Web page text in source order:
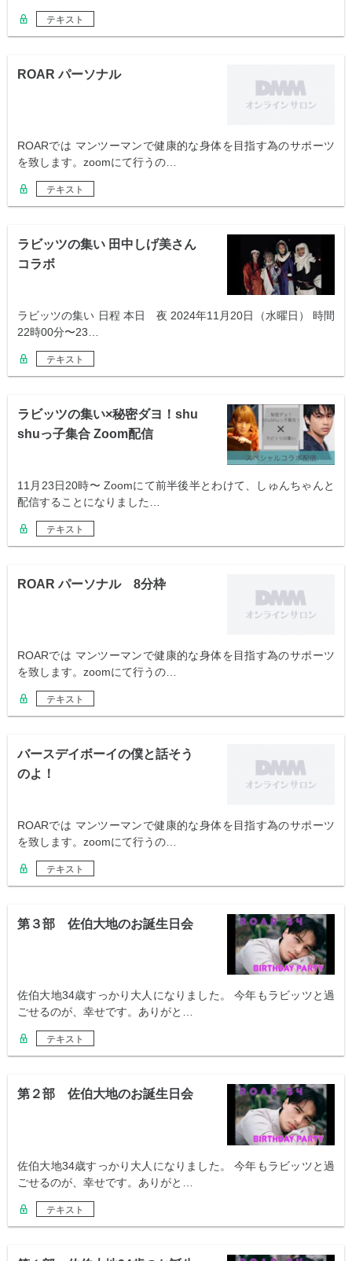
テキスト
ROAR パーソナル
ROARでは マンツーマンで健康的な身体を目指す為のサポーツ
を致します。zoomにて行うの…
テキスト
ラビッツの集い 田中しげ美さん
コラボ
ラビッツの集い 日程 本日 夜 2024年11月20日（水曜日） 時間
22時00分〜23…
テキスト
ラビッツの集い×秘密ダヨ！shu
shuっ子集合 Zoom配信
11月23日20時〜 Zoomにて前半後半とわけて、しゅんちゃんと
配信することになりました…
テキスト
ROAR パーソナル 8分枠
ROARでは マンツーマンで健康的な身体を目指す為のサポーツ
を致します。zoomにて行うの…
テキスト
バースデイボーイの僕と話そう
のよ！
ROARでは マンツーマンで健康的な身体を目指す為のサポーツ
を致します。zoomにて行うの…
テキスト
第３部 佐伯大地のお誕生日会
佐伯大地34歳すっかり大人になりました。 今年もラビッツと過
ごせるのが、幸せです。ありがと…
テキスト
第２部 佐伯大地のお誕生日会
佐伯大地34歳すっかり大人になりました。 今年もラビッツと過
ごせるのが、幸せです。ありがと…
テキスト